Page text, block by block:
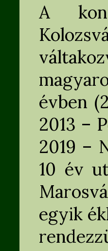
A
évben
2013 –
2019 –
10 év
egyik